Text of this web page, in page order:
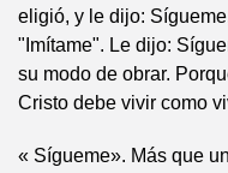
eligió, y le dijo:
"Imítame". Le dijo:
su modo de obrar.
Cristo debe vivir como
« Sígueme». Más que